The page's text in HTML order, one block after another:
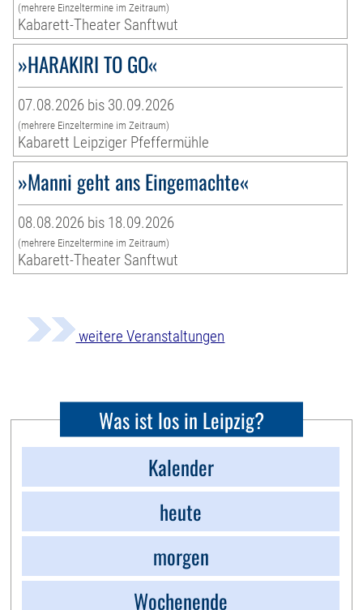
(mehrere Einzeltermine im Zeitraum)
Kabarett-Theater Sanftwut
»HARAKIRI TO GO«
07.08.2026 bis 30.09.2026
(mehrere Einzeltermine im Zeitraum)
Kabarett Leipziger Pfeffermühle
»Manni geht ans Eingemachte«
08.08.2026 bis 18.09.2026
(mehrere Einzeltermine im Zeitraum)
Kabarett-Theater Sanftwut
weitere Veranstaltungen
Was ist los in Leipzig?
Kalender
heute
morgen
Wochenende